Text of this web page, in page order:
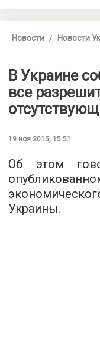
Новости Новости
В Украине
все
19 ноя 2015, 15:51
Об этом
Украины.